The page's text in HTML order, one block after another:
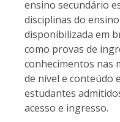
ensino secundário
disciplinas do
disponibilizada em
como provas de
conhecimentos nas
de nível e conteúdo
estudantes
acesso e ingresso.